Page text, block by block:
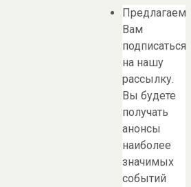
Предлагаем
Вам
подписаться
на нашу
рассылку.
Вы будете
получать
анонсы
наиболее
значимых
событий